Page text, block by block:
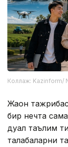
Коллаж: Kazinform/
Жаҳон
бир нечта
дуал таълим
талабаларни